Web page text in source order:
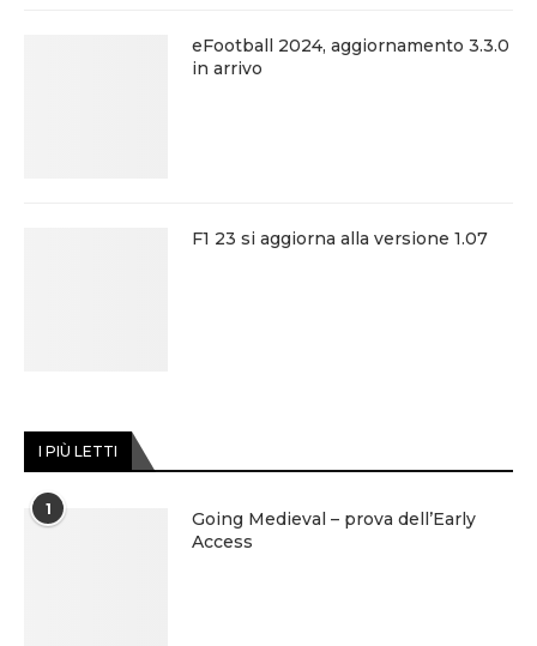
eFootball 2024, aggiornamento 3.3.0
in arrivo
F1 23 si aggiorna alla versione 1.07
I PIÙ LETTI
1
Going Medieval – prova dell’Early
Access